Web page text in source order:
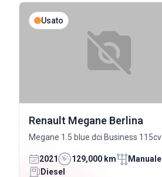
Usato
Renault Megane Berlina
Megane 1.5 blue dci Business 115cv
2021 129,000 km
Manuale
Diesel